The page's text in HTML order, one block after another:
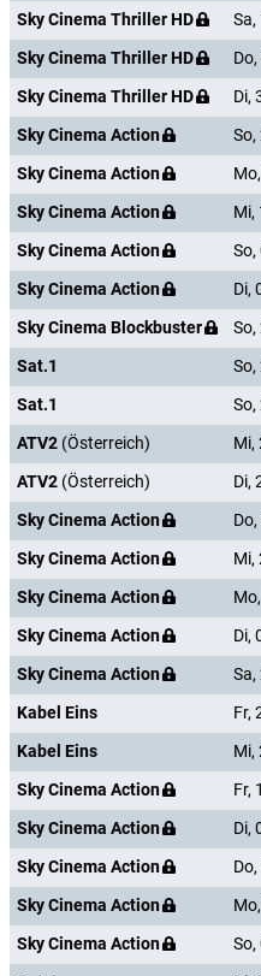
Sky Cinema Thriller HD
Sky Cinema Thriller HD
Sky Cinema Thriller HD
Di,
Sky Cinema Action
Sky Cinema Action
Sky Cinema Action
Mi,
Sky Cinema Action
Sky Cinema Action
Di,
Sky Cinema Blockbuster
Sat.1
Sat.1
ATV2 (Österreich) Mi,
ATV2 (Österreich) Di,
Sky Cinema Action
Sky Cinema Action
Mi,
Sky Cinema Action
Sky Cinema Action
Di,
Sky Cinema Action
Kabel Eins
Fr,
Kabel Eins
Mi,
Sky Cinema Action
Fr,
Sky Cinema Action
Di,
Sky Cinema Action
Sky Cinema Action
Sky Cinema Action